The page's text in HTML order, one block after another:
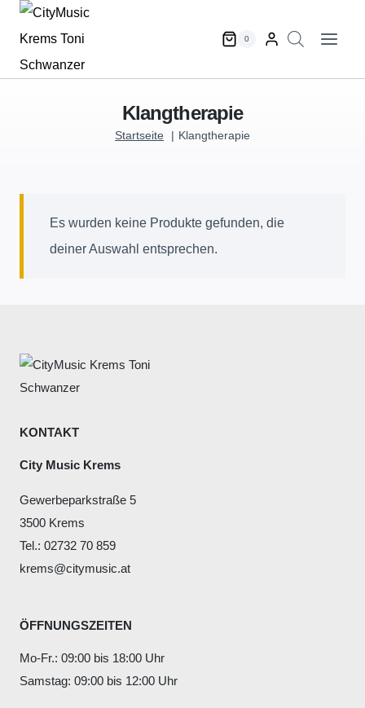
Zum
Inhalt
springen
0
Klangtherapie
Startseite Klangtherapie
Es wurden keine Produkte gefunden, die
deiner Auswahl entsprechen.
KONTAKT
City Music Krems
Gewerbeparkstraße 5
3500 Krems
Tel.: 02732 70 859
krems@citymusic.at
ÖFFNUNGSZEITEN
Mo-Fr.: 09:00 bis 18:00 Uhr
Samstag: 09:00 bis 12:00 Uhr